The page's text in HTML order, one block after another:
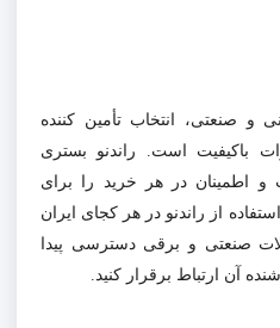
و صنعتی، انتخاب تأمین کننده
باکیفیت است. راندنو بستری
اطمینان در هر خرید را برای
از راندنو در هر کجای ایران
صنعتی و برقی دسترسی پیدا
آن ارتباط برقرار کنید.